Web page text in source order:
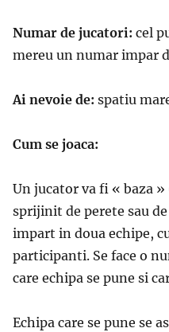
Numar de jucatori: cel
mereu un numar impar
Ai nevoie de: spatiu
Cum se joaca:
Un jucator va fi « baza
sprijinit de perete sau
impart in doua echipe,
participanti. Se face o
care echipa se pune si
Echipa care se pune se